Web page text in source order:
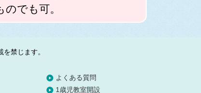
でも可。
を禁じます。
よくある質問
1歳児教室開設